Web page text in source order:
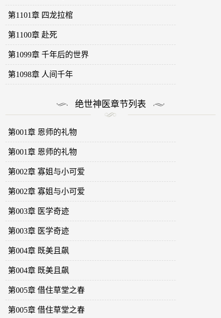
第1101章 四龙拉棺
第1100章 赴死
第1099章 千年后的世界
第1098章 人间千年
绝世神医章节列表
第001章 恩师的礼物
第001章 恩师的礼物
第002章 寡姐与小可爱
第002章 寡姐与小可爱
第003章 医学奇迹
第003章 医学奇迹
第004章 既美且飙
第004章 既美且飙
第005章 借住草堂之春
第005章 借住草堂之春